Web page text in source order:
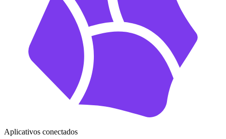
Aplicativos conectados